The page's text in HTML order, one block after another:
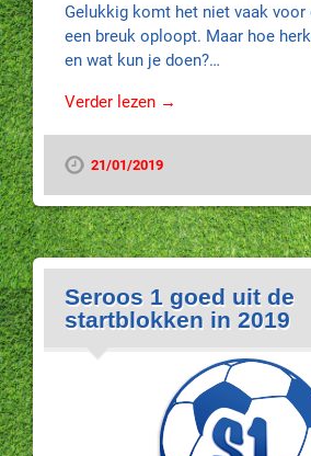
Gelukkig komt het niet vaak voor
een breuk oploopt. Maar hoe
en wat kun je doen?…
Verder lezen →
21/01/2019
Seroos 1 goed uit de
startblokken in 2019